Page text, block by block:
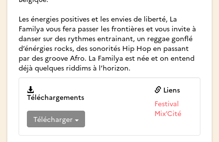
Les énergies positives et les envies de liberté, La
Familya vous fera passer les frontières et vous invite à
danser sur des rythmes entrainant, un reggae gonflé
d’énérgies rocks, des sonorités Hip Hop en passant
par des groove Afro. La Familya est née et on entend
déjà quelques riddims à l’horizon.
Téléchargements
Télécharger
Liens
Festival
Mix’Cité